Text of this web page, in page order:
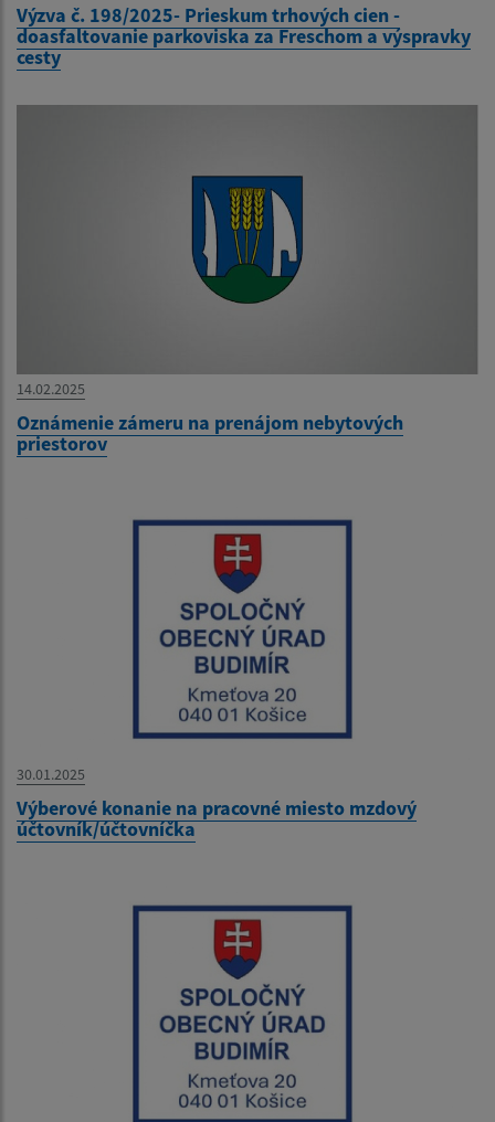
Výzva č. 198/2025- Prieskum trhových cien -
doasfaltovanie parkoviska za Freschom a výspravky
cesty
14.02.2025
Oznámenie zámeru na prenájom nebytových
priestorov
30.01.2025
Výberové konanie na pracovné miesto mzdový
účtovník/účtovníčka